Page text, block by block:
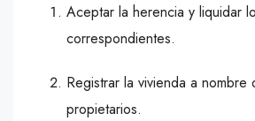
Aceptar la herencia y liquidar
correspondientes.
Registrar la vivienda a nombre
propietarios.